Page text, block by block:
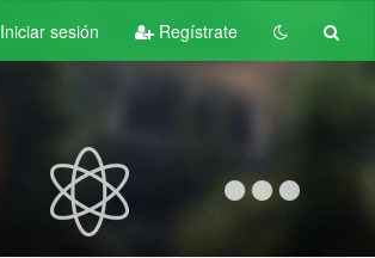
Iniciar sesión Regístrate